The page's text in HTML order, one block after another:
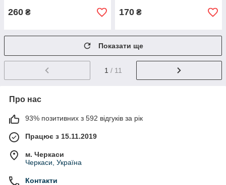
260 ₴ 170 ₴
Показати ще
1 / 11
Про нас
93% позитивних з 592 відгуків за рік
Працює з 15.11.2019
м. Черкаси
Черкаси, Україна
Контакти